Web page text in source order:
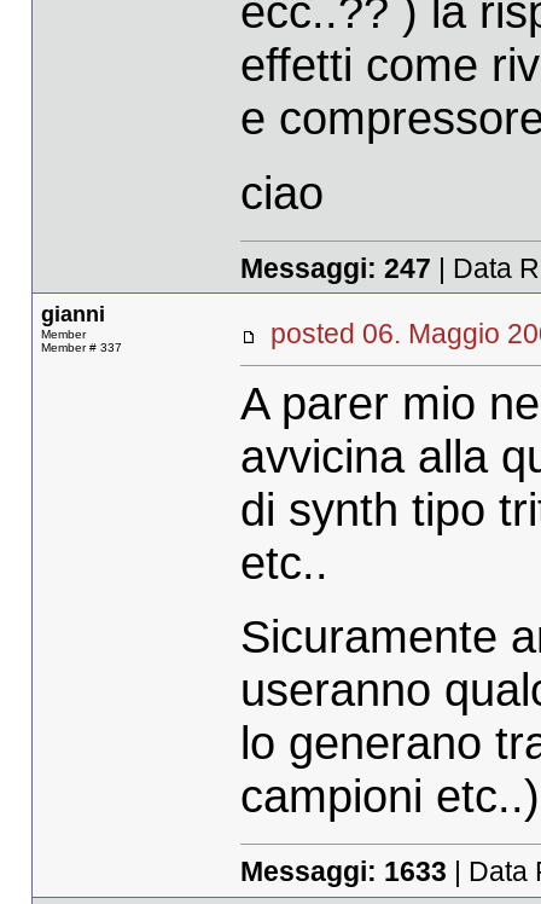
ecc..?? ) la
effetti come
e
ciao
Messaggi: 247 | Data
gianni
Member
Member # 337
posted 06. Maggio
A parer mio
avvicina alla
di synth tipo
etc..
Sicuramente
useranno
lo generano
campioni
Messaggi: 1633 | Data